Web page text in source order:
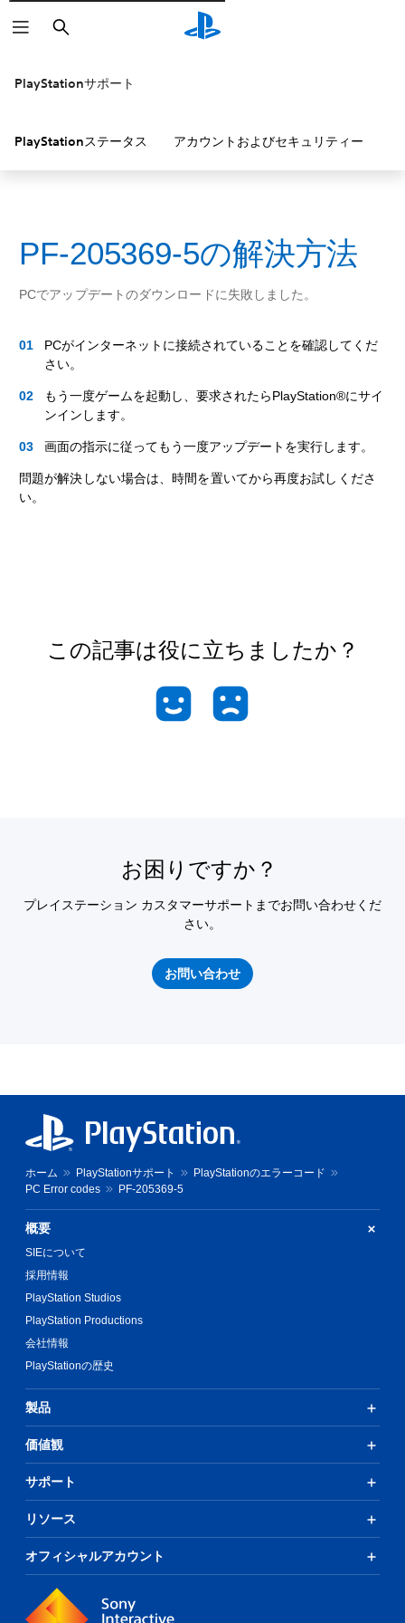
検
索
PlayStationサポート
PlayStationステータス アカウントおよびセキュリティー
PF-205369-5の解決方法
PCでアップデートのダウンロードに失敗しました。
PCがインターネットに接続されていることを確認してくだ
さい。
もう一度ゲームを起動し、要求されたらPlayStation®にサイ
ンインします。
画面の指示に従ってもう一度アップデートを実行します。
問題が解決しない場合は、時間を置いてから再度お試しくださ
い。
この記事は役に立ちましたか？
お困りですか？
プレイステーション カスタマーサポートまでお問い合わせくだ
さい。
お問い合わせ
ホーム PlayStationサポート
PlayStationのエラーコード
PC Error codes
PF-205369-5
概要
SIEについて
採用情報
PlayStation Studios
PlayStation Productions
会社情報
PlayStationの歴史
製品
価値観
サポート
リソース
オフィシャルアカウント